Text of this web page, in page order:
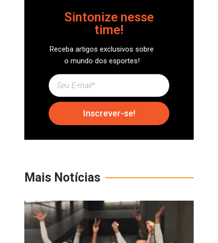
Sintonize nesse
time!
Receba artigos exclusivos sobre
o mundo dos esportes!
Inscrever-se!
Mais Notícias